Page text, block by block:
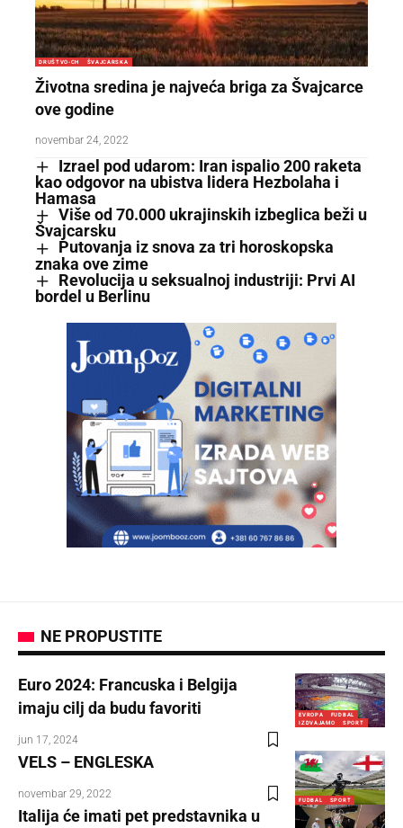
DRUŠTVO-CH ŠVAJCARSKA
Životna sredina je najveća briga za Švajcarce
ove godine
novembar 24, 2022
Izrael pod udarom: Iran ispalio 200 raketa
kao odgovor na ubistva lidera Hezbolaha i
Hamasa
Više od 70.000 ukrajinskih izbeglica beži u
Švajcarsku
Putovanja iz snova za tri horoskopska
znaka ove zime
Revolucija u seksualnoj industriji: Prvi AI
bordel u Berlinu
NE PROPUSTITE
EVROPA
FUDBAL
IZDVAJAMO
SPORT
Euro 2024: Francuska i Belgija
imaju cilj da budu favoriti
jun 17, 2024
FUDBAL SPORT
VELS – ENGLESKA
novembar 29, 2022
Italija će imati pet predstavnika u